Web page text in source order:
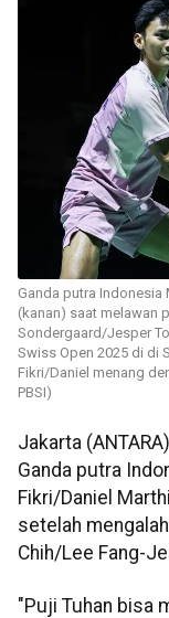
Ganda putra Indonesia
(kanan) saat melawan
Sondergaard/Jesper
Swiss Open 2025 di di
Fikri/Daniel menang
PBSI)
Jakarta
Ganda putra
Fikri/Daniel
setelah
Chih/Lee Fang-
"Puji Tuhan bisa